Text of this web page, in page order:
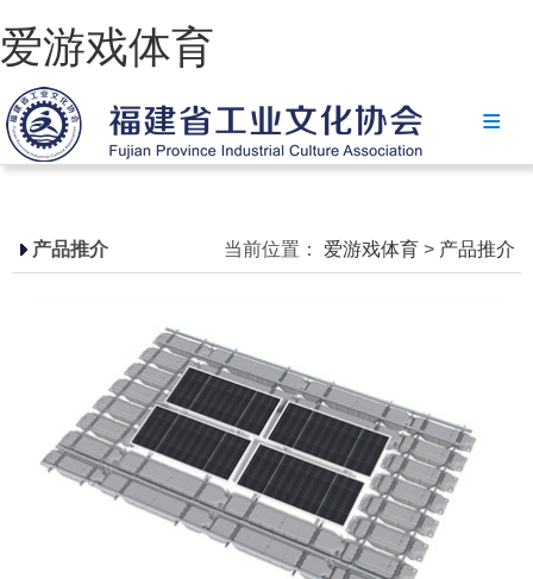
爱游戏体育
爱游戏体育
协会简介
爱游戏体育-爱游戏| 爱游戏官方网站
地方政策
工业文化
工业视频
会员风采
协会月刊
产品推介 当前位置： 爱游戏体育 > 产品推介